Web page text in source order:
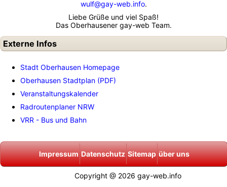
wulf@gay-web.info.
Liebe Grüße und viel Spaß!
Das Oberhausener gay-web Team.
Externe Infos
Stadt Oberhausen Homepage
Oberhausen Stadtplan (PDF)
Veranstaltungskalender
Radroutenplaner NRW
VRR - Bus und Bahn
Impressum Datenschutz Sitemap über uns
Copyright @ 2026 gay-web.info